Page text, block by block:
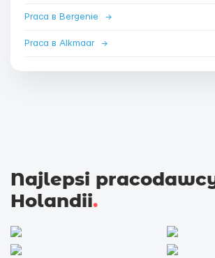
Praca в Bergenie →
Praca в Alkmaar →
Najlepsi
Holandii.